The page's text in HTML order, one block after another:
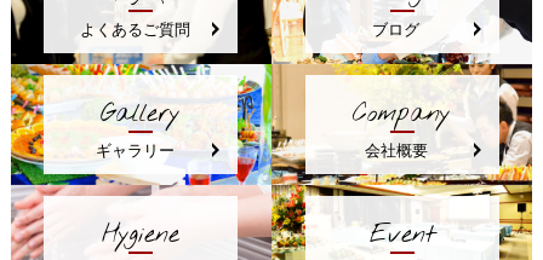
よくあるご質問 ブログ
Gallery
ギャラリー
Company
会社概要
Hygiene Event